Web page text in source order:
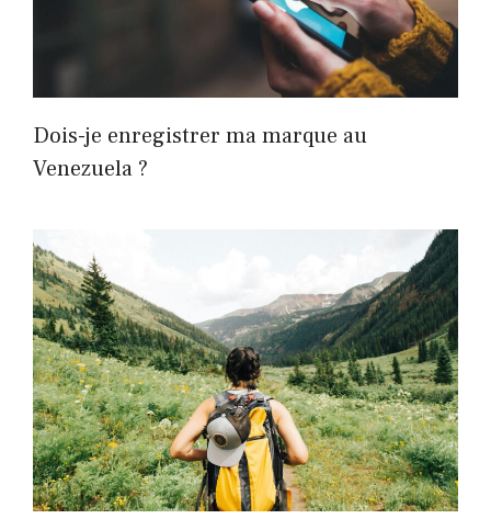
Dois-je enregistrer ma marque au
Venezuela ?